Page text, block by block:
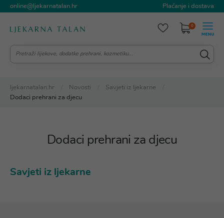
online@ljekarnatalan.hr Plaćanje i dostava
0
ljekarnatalan.hr Novosti
Savjeti iz ljekarne
Dodaci prehrani za djecu
Dodaci prehrani za djecu
Savjeti iz ljekarne